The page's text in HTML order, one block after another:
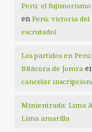
Perú: el fujimorismo
en Perú: victoria
escrutado)
Los partidos en
Bitácora de Jomra
cancelar
Minientrada: Lima
Lima amarilla